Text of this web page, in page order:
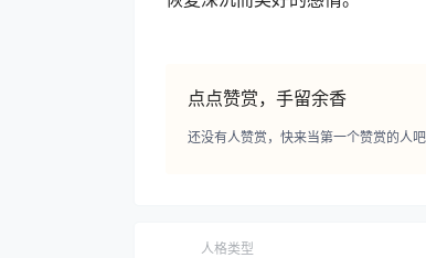
点点赞赏，手留余香
还没有人赞赏，快来当第一个赞赏的人吧
人格类型